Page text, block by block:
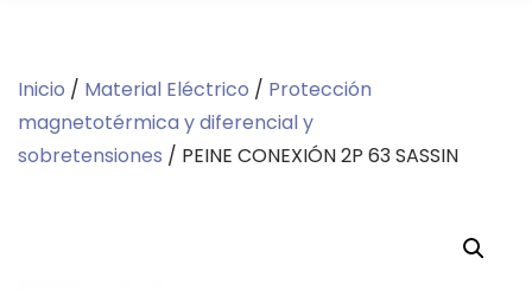
Inicio / Material Eléctrico / Protección
magnetotérmica y diferencial y
sobretensiones / PEINE CONEXIÓN 2P 63 SASSIN